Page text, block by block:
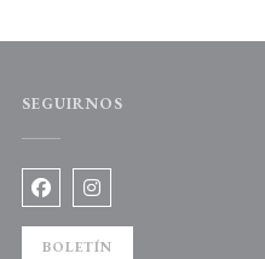
SEGUIRNOS
Facebook ((abre en una nueva
Instagram ((abre en
BOLETÍN